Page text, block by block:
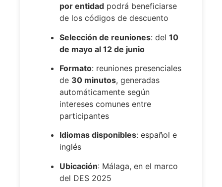
por entidad podrá beneficiarse
de los códigos de descuento
Selección de reuniones: del10
de mayo al 12 de junio
Formato: reuniones presenciales
de 30 minutos, generadas
automáticamente según
intereses comunes entre
participantes
Idiomas disponibles: español e
inglés
Ubicación: Málaga, en el marco
del DES 2025